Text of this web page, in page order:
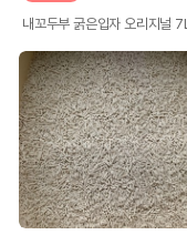
내꼬두부 굵은입자 오리지널 7L